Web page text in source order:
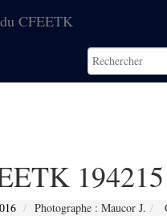
CFEETK
194215
Photographe : Maucor J.